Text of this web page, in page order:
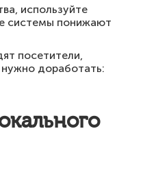
используйте
системы понижают
посетители,
нужно доработать: